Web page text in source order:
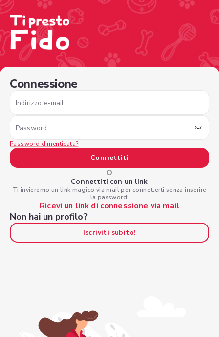
Connessione
Indirizzo e-mail
Password
Password dimenticata?
Connettiti
O
Connettiti con un link
Ti invieremo un link magico via mail per connetterti senza inserire
la password:
Ricevi un link di connessione via mail
Non hai un profilo?
Iscriviti subito!
/sign-in?nextPage=%2Fview-profile%2F46bfb427-b551-